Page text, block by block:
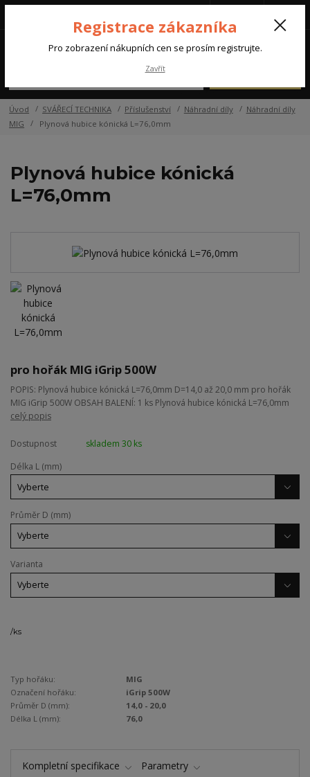
(Po-Pá, 07:00-15:30 hod.)
Úvod SVÁŘECÍ TECHNIKA Příslušenství Náhradní díly
Náhradní díly
MIG
Plynová hubice kónická L=76,0mm
Plynová hubice kónická
L=76,0mm
pro hořák MIG iGrip 500W
POPIS: Plynová hubice kónická L=76,0mm D=14,0 až 20,0 mm pro hořák
MIG iGrip 500W OBSAH BALENÍ: 1 ks Plynová hubice kónická L=76,0mm
celý popis
Dostupnost
skladem 30 ks
Délka L (mm)
Průměr D (mm)
Varianta
/ks
Typ hořáku:
MIG
Označení hořáku:
iGrip 500W
Průměr D (mm):
14,0 - 20,0
Délka L (mm):
76,0
Kompletní specifikace
Parametry
Registrace zákazníka
Pro zobrazení nákupních cen se prosím registrujte.
Zavřít